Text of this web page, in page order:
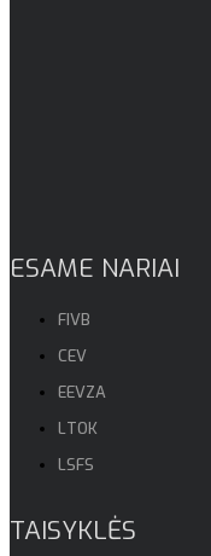
ESAME NARIAI
FIVB
CEV
EEVZA
LTOK
LSFS
TAISYKLĖS